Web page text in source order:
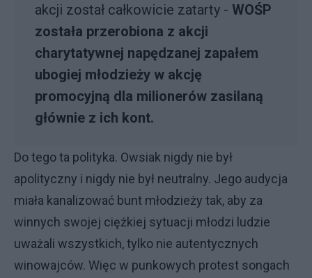
akcji został całkowicie zatarty - WOŚP
została przerobiona z akcji
charytatywnej napędzanej zapałem
ubogiej młodzieży w akcję
promocyjną dla milionerów zasilaną
głównie z ich kont.
Do tego ta polityka. Owsiak nigdy nie był
apolityczny i nigdy nie był neutralny. Jego audycja
miała kanalizować bunt młodzieży tak, aby za
winnych swojej ciężkiej sytuacji młodzi ludzie
uważali wszystkich, tylko nie autentycznych
winowajców. Więc w punkowych protest songach